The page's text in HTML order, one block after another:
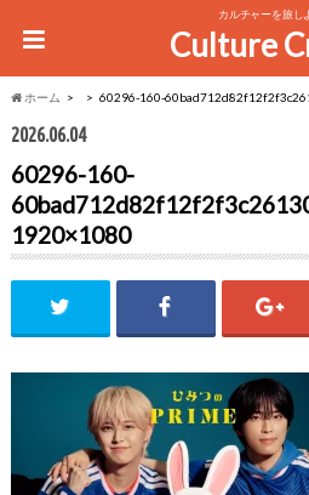
カルチャーを旅し
Culture
ホーム 60296-160-
2026.06.04
60296-160-
1920×1080